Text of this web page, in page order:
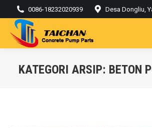
0086-18232020939 Desa Dongliu,
KATEGORI ARSIP: BETON